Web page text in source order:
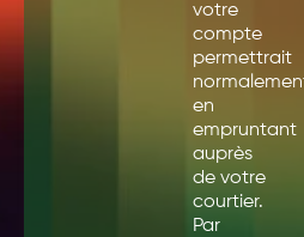
votre
compte
permettrait
en
empruntant
auprès
de votre
courtier.
Par